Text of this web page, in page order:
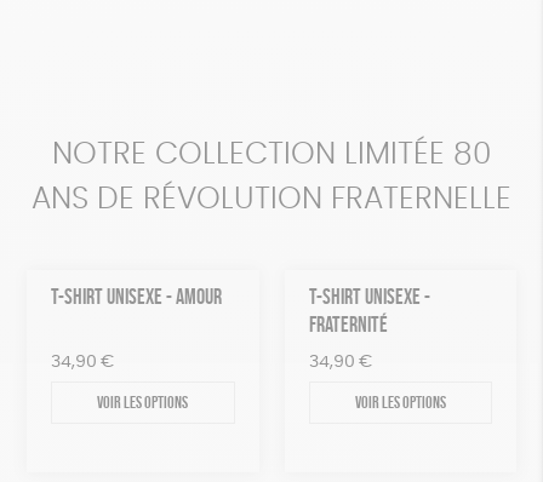
NOTRE COLLECTION LIMITÉE 80
ANS DE RÉVOLUTION FRATERNELLE
T-SHIRT UNISEXE - AMOUR
34,90 €
Voir les options
T-SHIRT UNISEXE -
FRATERNITÉ
34,90 €
Voir les options